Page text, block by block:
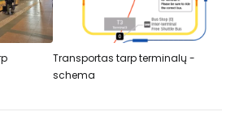
Transportas tarp terminalų -
schema